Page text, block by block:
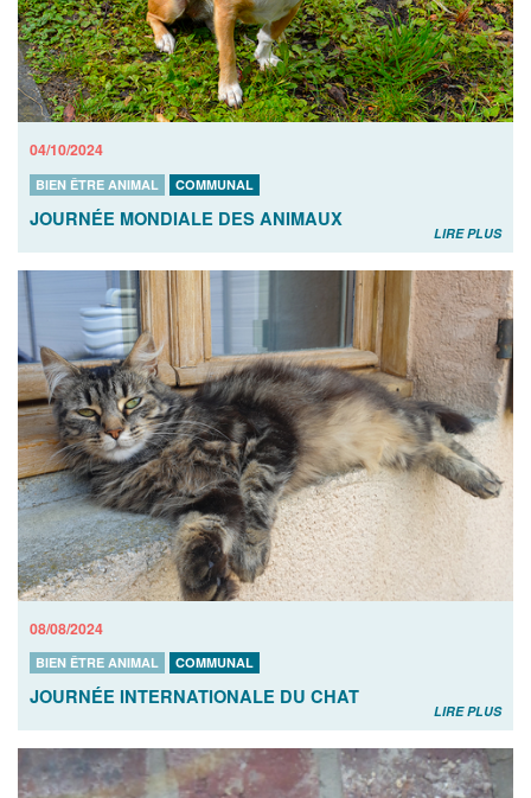
04/10/2024
BIEN ÊTRE ANIMAL COMMUNAL
JOURNÉE MONDIALE DES ANIMAUX
LIRE PLUS
08/08/2024
BIEN ÊTRE ANIMAL COMMUNAL
JOURNÉE INTERNATIONALE DU CHAT
LIRE PLUS